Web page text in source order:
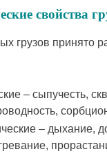
свойства
грузов принято
– сыпучесть,
– дыхание,